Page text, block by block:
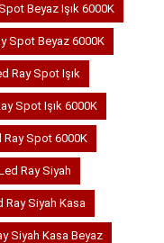
Beyaz Işık 6000K
Spot Beyaz 6000K
Ray Spot Işık
Spot Işık 6000K
Ray Spot 6000K
Ray Siyah
Ray Siyah Kasa
Siyah Kasa Beyaz